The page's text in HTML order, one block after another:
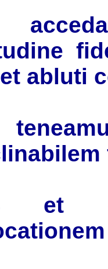
abluti
et